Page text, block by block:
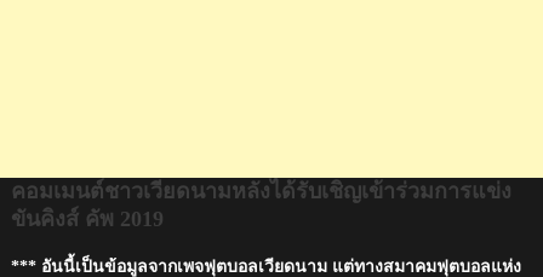
คอมเมนต์ชาวเวียดนามหลังได้รับเชิญเข้าร่วมการแข่ง
ขันคิงส์ คัพ 2019
*** อันนี้เป็นข้อมูลจากเพจฟุตบอลเวียดนาม แต่ทางสมาคมฟุตบอลแห่ง